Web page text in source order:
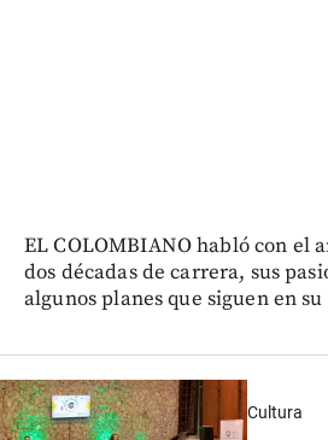
EL COLOMBIANO habló con el
dos décadas de carrera, sus
algunos planes que siguen en
Cultura